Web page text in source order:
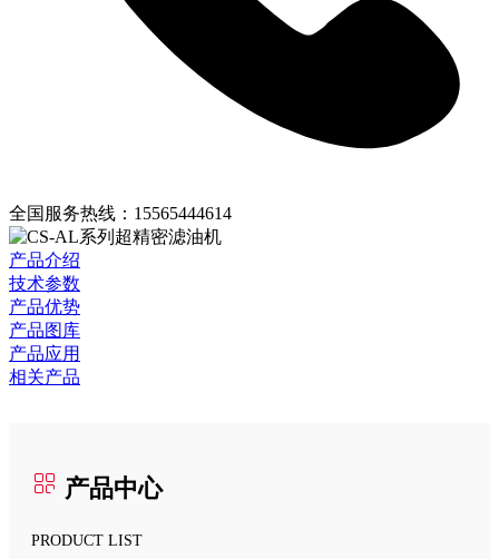
全国服务热线： 15565444614
产品介绍
技术参数
产品优势
产品图库
产品应用
相关产品
产品中心
PRODUCT LIST